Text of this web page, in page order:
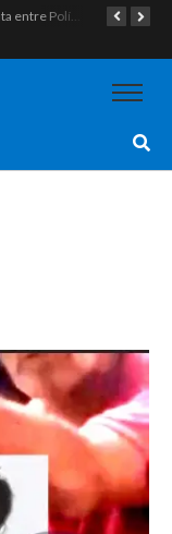
Ação conjunta entre Polícias Civil e Militar resulta na apreensão de drogas, munições e colete tático em São Gonçalo do Amarante